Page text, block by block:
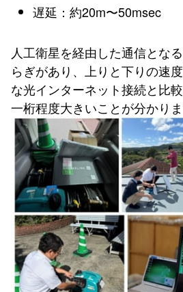
遅延：約20m〜50msec
人工衛星を経由した通信とな
らぎがあり、上りと下りの速
な光インターネット接続と比
一桁程度大きいことが分かりま